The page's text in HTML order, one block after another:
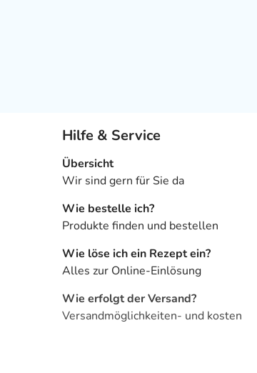
Hilfe & Service
Übersicht
Wir sind gern für Sie da
Wie bestelle ich?
Produkte finden und bestellen
Wie löse ich ein Rezept ein?
Alles zur Online-Einlösung
Wie erfolgt der Versand?
Versandmöglichkeiten- und kosten